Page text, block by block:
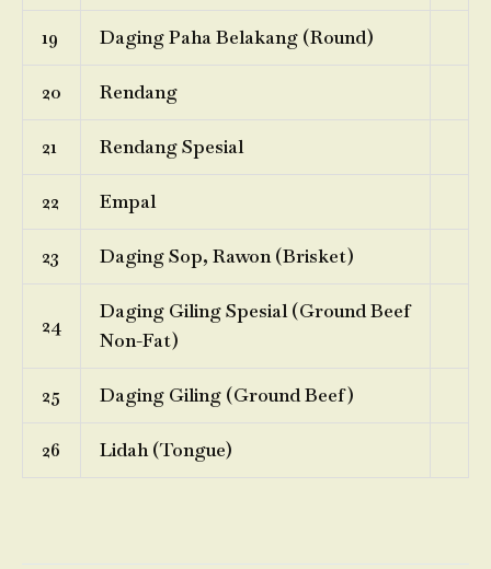
19 Daging Paha Belakang (Round)
20 Rendang
21 Rendang Spesial
22 Empal
23 Daging Sop, Rawon (Brisket)
24
Daging Giling Spesial (Ground Beef
Non-Fat)
25 Daging Giling (Ground Beef)
26 Lidah (Tongue)